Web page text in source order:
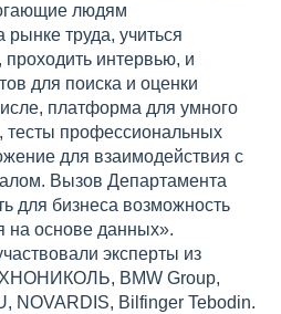
людям
рынке труда, учиться
интервью, и
для поиска и оценки
платформа для умного
тесты профессиональных
для взаимодействия с
Вызов Департамента
для бизнеса возможность
на основе данных».
эксперты из
BMW Group,
NOVARDIS, Bilfinger Tebodin.